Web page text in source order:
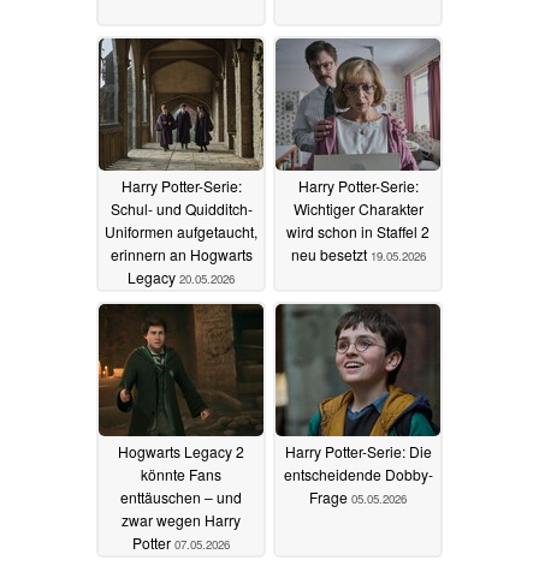
Harry Potter-Serie:
Schul- und Quidditch-
Uniformen aufgetaucht,
erinnern an Hogwarts
Legacy 20.05.2026
Harry Potter-Serie:
Wichtiger Charakter
wird schon in Staffel 2
neu besetzt 19.05.2026
Hogwarts Legacy 2
könnte Fans
enttäuschen – und
zwar wegen Harry
Potter 07.05.2026
Harry Potter-Serie: Die
entscheidende Dobby-
Frage 05.05.2026